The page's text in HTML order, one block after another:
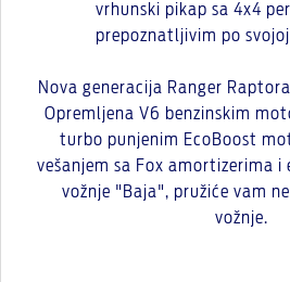
vrhunski pikap sa 4x4
prepoznatljivim po
Nova generacija Ranger
Opremljena V6 benzinskim
turbo punjenim EcoBoost
vešanjem sa Fox amortizerima i
vožnje "Baja", pružiće vam
vožnje.